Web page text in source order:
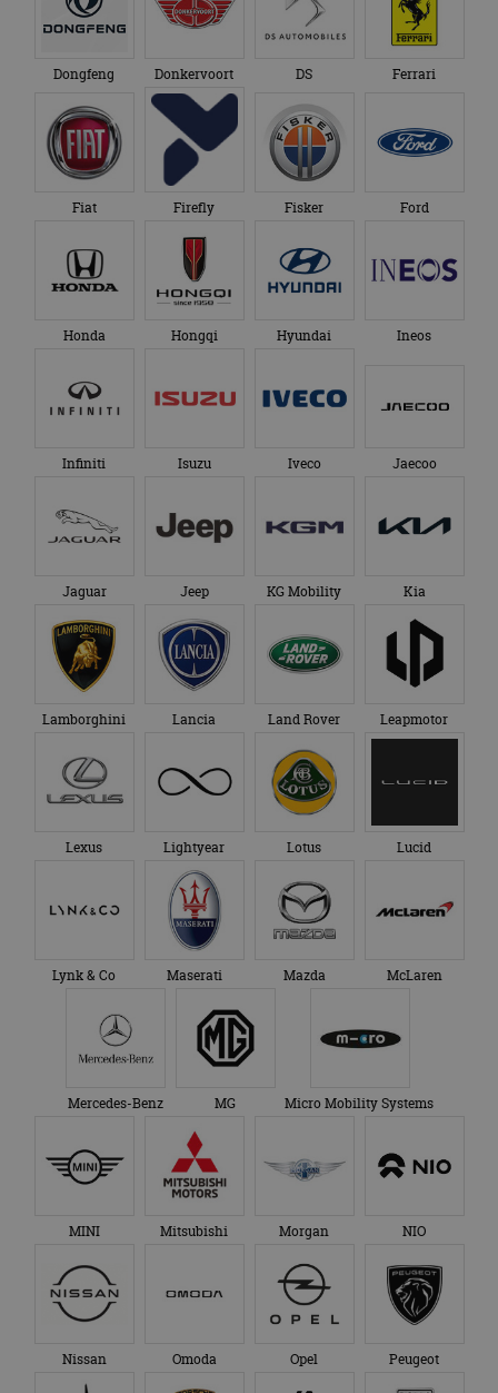
Dongfeng Donkervoort DS Ferrari
Fiat Firefly Fisker Ford
Honda Hongqi Hyundai Ineos
Infiniti Isuzu Iveco Jaecoo
Jaguar Jeep KG Mobility Kia
Lamborghini Lancia Land Rover Leapmotor
Lexus Lightyear Lotus Lucid
Lynk & Co Maserati Mazda McLaren
Mercedes-Benz MG Micro Mobility Systems
MINI Mitsubishi Morgan NIO
Nissan Omoda Opel Peugeot